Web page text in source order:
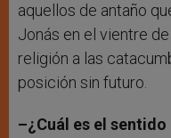
aquellos de antaño
Jonás en el vientre
religión a las
posición sin futuro.
–¿Cuál es el